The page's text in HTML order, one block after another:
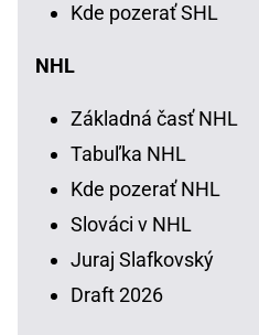
Kde pozerať SHL
NHL
Základná časť NHL
Tabuľka NHL
Kde pozerať NHL
Slováci v NHL
Juraj Slafkovský
Draft 2026